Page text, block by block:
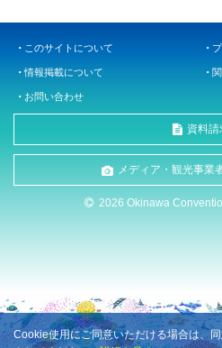
このサイトについて
情報掲載について
お問い合わせ
資料請
メディア・観光事業
2026 Okinawa
Cookie使用にご同意いただける場合は、